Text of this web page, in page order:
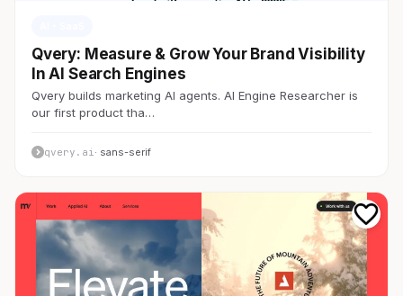
Qvery: Measure & Grow Your Brand Visibility
In AI Search Engines
Qvery builds marketing AI agents. AI Engine Researcher is
our first product tha…
qvery.ai · sans-serif